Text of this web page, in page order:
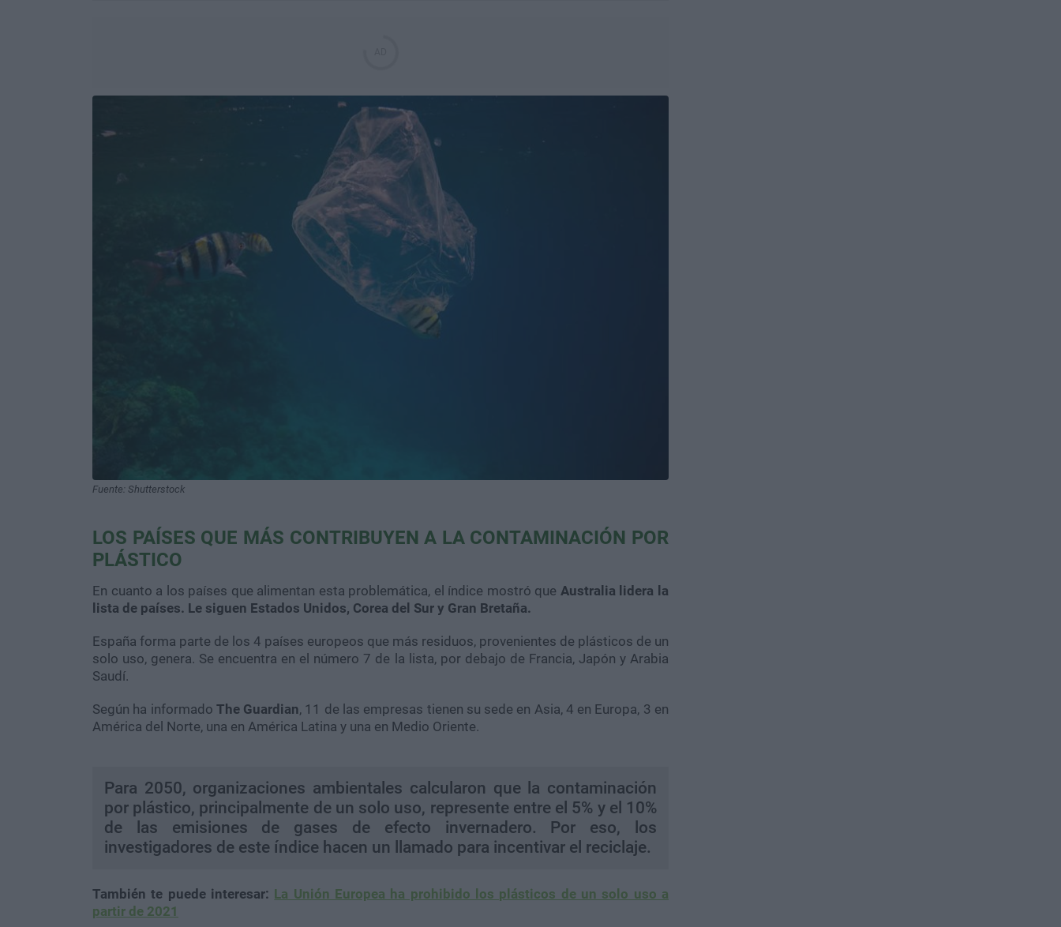
Fuente: Shutterstock
LOS PAÍSES QUE MÁS CONTRIBUYEN A LA CONTAMINACIÓN POR
PLÁSTICO
En cuanto a los países que alimentan esta problemática, el índice mostró que Australia lidera la
lista de países. Le siguen Estados Unidos, Corea del Sur y Gran Bretaña.
España forma parte de los 4 países europeos que más residuos, provenientes de plásticos de un
solo uso, genera. Se encuentra en el número 7 de la lista, por debajo de Francia, Japón y Arabia
Saudí.
Según ha informado The Guardian, 11 de las empresas tienen su sede en Asia, 4 en Europa, 3 en
América del Norte, una en América Latina y una en Medio Oriente.
Para 2050, organizaciones ambientales calcularon que la contaminación
por plástico, principalmente de un solo uso, represente entre el 5% y el 10%
de las emisiones de gases de efecto invernadero. Por eso, los
investigadores de este índice hacen un llamado para incentivar el reciclaje.
También te puede interesar: La Unión Europea ha prohibido los plásticos de un solo uso a
partir de 2021